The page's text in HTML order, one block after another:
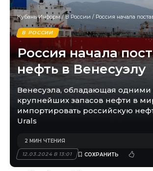
Кубань Информ /В России / Россия начала
В РОССИИ
Россия начала
нефть в Венесуэлу
Венесуэла, обладающая одними
крупнейших запасов нефти в
импортировать российскую
Urals
12.03.2024 В 13:01
2 МИН ЧТЕНИЯ